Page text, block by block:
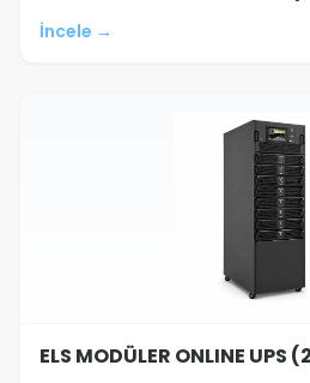
İncele →
ELS MODÜLER ONLINE